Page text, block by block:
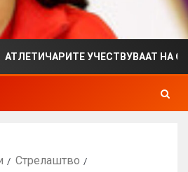
УЧЕСТВУВААТ НА СРБИЈА
Стрелаштво